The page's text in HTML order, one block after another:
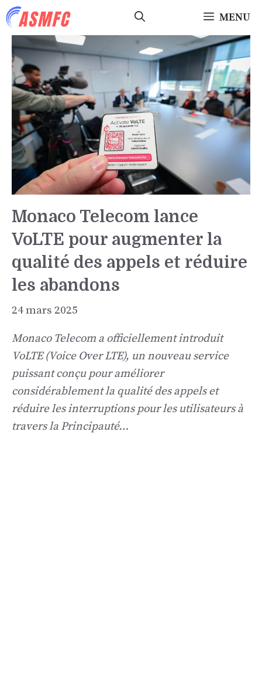
Aller
au
contenu
MENU
Monaco Telecom lance
VoLTE pour augmenter la
qualité des appels et réduire
les abandons
24 mars 2025
Monaco Telecom a officiellement introduit
VoLTE (Voice Over LTE), un nouveau service
puissant conçu pour améliorer
considérablement la qualité des appels et
réduire les interruptions pour les utilisateurs à
travers la Principauté…